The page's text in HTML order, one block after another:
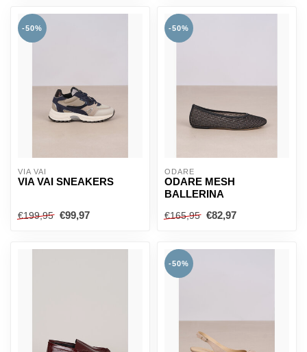
-50%
VIA VAI
VIA VAI SNEAKERS
€199,95 €99,97
-50%
ODARE
ODARE MESH
BALLERINA
€165,95 €82,97
-50%